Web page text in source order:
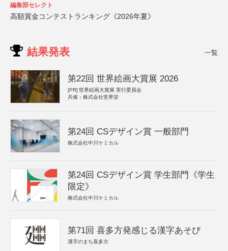
編集部セレクト
高額賞金コンテストランキング《2026年夏》
結果発表 一覧
第22回 世界絵画大賞展 2026
[PR] 世界絵画大賞展 実行委員会
共催：株式会社世界堂
第24回 CSデザイン賞 一般部門
株式会社中川ケミカル
第24回 CSデザイン賞 学生部門《学生
限定》
株式会社中川ケミカル
第71回 喜多方発感じる漢字あそび
漢字のまち喜多方